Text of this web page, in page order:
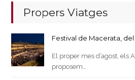
Propers Viatges
Festival de Macerata,
El proper mes d’agost, els
proposem…